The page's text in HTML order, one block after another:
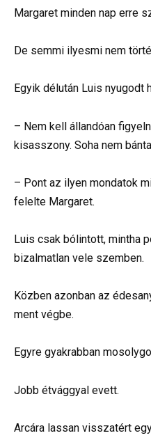
Margaret minden nap erre
De semmi ilyesmi nem
Egyik délután Luis nyugodt
– Nem kell állandóan
kisasszony. Soha nem
– Pont az ilyen mondatok
felelte Margaret.
Luis csak bólintott, mintha
bizalmatlan vele szemben.
Közben azonban az
ment végbe.
Egyre gyakrabban
Jobb étvággyal evett.
Arcára lassan visszatért